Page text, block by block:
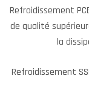
Refroidissement
de qualité
la
Refroidissement